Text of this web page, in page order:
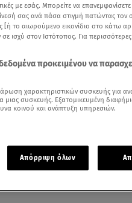
τον Akyla!/ Ρεπορτάζ Αθανασία
αποτελέσματα αναζήτησης
Google
συνάντησε στο Press
με εσάς. Μπορείτε να
σας ανά πάσα στιγμή πατώντας τον
[ή το αιωρούμενο εικονίδιο στο κάτω
ισχύ στον Ιστότοπος. Για
προκειμένου να
χαρακτηριστικών συσκευής για
συσκευής. Εξατομικευμένη
κοινού και ανάπτυξη υπηρεσιών.
Απόρριψη όλων